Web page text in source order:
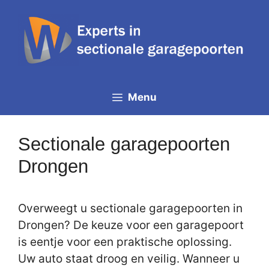
inhoud
Menu
Sectionale garagepoorten
Drongen
Overweegt u sectionale garagepoorten in
Drongen? De keuze voor een garagepoort
is eentje voor een praktische oplossing.
Uw auto staat droog en veilig. Wanneer u